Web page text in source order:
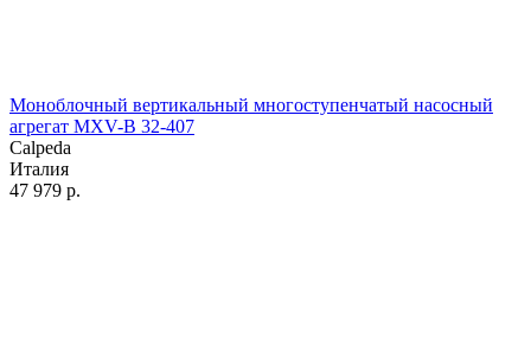
Моноблочный вертикальный многоступенчатый насосный
агрегат MXV-B 32-407
Calpeda
Италия
47 979 р.